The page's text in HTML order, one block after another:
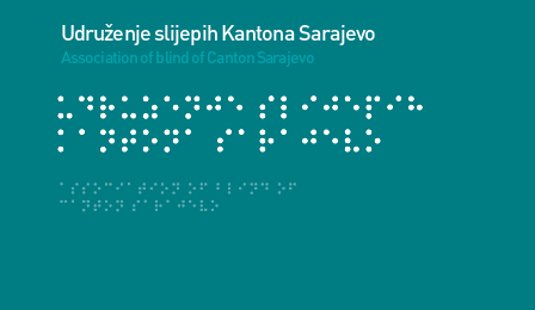
Udruženje slijepih Kantona Sarajevo
Association of blind of Canton Sarajevo